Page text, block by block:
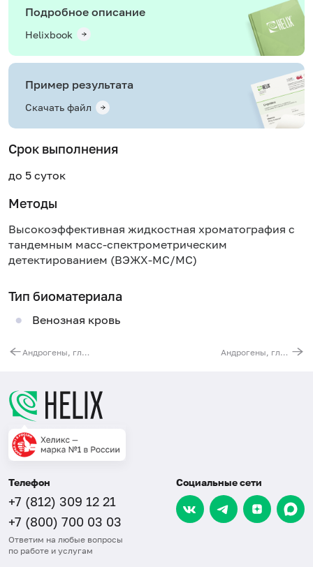
Подробное описание
Helixbook
Пример результата
Скачать файл
Срок выполнения
до 5 суток
Методы
Высокоэффективная жидкостная хроматография с
тандемным масс-спектрометрическим
детектированием (ВЭЖХ-МС/МС)
Тип биоматериала
Венозная кровь
Андрогены, глюкокортикоиды, минералокортикоиды, прогестагены, их предшественники и метаболиты (13 показателей) в сыворотке Андрогены, глюкокортикоиды, минералокортикоиды, эстрогены, прогестагены, их предшественники и метаболиты (13 показателей) в слюне
Телефон
+7 (812) 309 12 21
+7 (800) 700 03 03
Ответим на любые вопросы
по работе и услугам
Социальные сети